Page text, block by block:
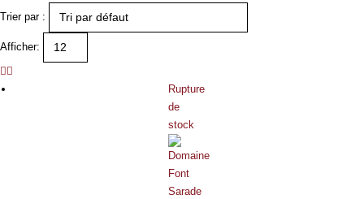
Trier par :
Afficher:
Rupture
de
stock